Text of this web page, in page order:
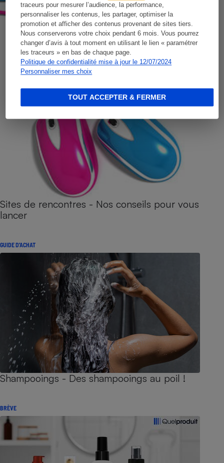
traceurs pour mesurer l’audience, la performance,
personnaliser les contenus, les partager, optimiser la
promotion et afficher des contenus provenant de sites tiers.
Nous conserverons votre choix pendant 6 mois. Vous pourrez
changer d’avis à tout moment en utilisant le lien « paramétrer
les traceurs » en bas de chaque page.
Politique de confidentialité mise à jour le 12/07/2024
Personnaliser mes choix
TOUT ACCEPTER & FERMER
Sites de rencontres - Nos conseils pour vous
lancer
GUIDE D'ACHAT
Shampooings - Des shampooings au poil !
BRÈVE